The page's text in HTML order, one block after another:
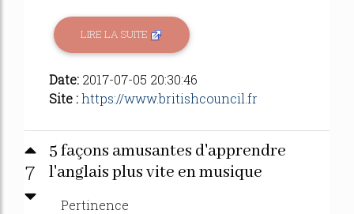
LIRE LA SUITE
Date: 2017-07-05 20:30:46
Site :https://www.britishcouncil.fr
7
5 façons amusantes d'apprendre
l'anglais plus vite en musique
Pertinence